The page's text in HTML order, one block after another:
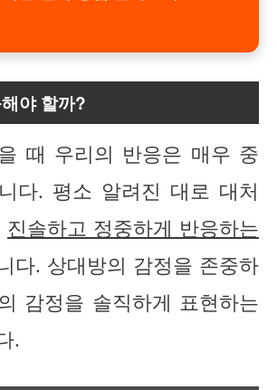
야 할까?
때 우리의 반응은 매우 중
다. 평소 알려진 대로 대처
진솔하고 정중하게 반응하는
다. 상대방의 감정을 존중하
감정을 솔직하게 표현하는
.